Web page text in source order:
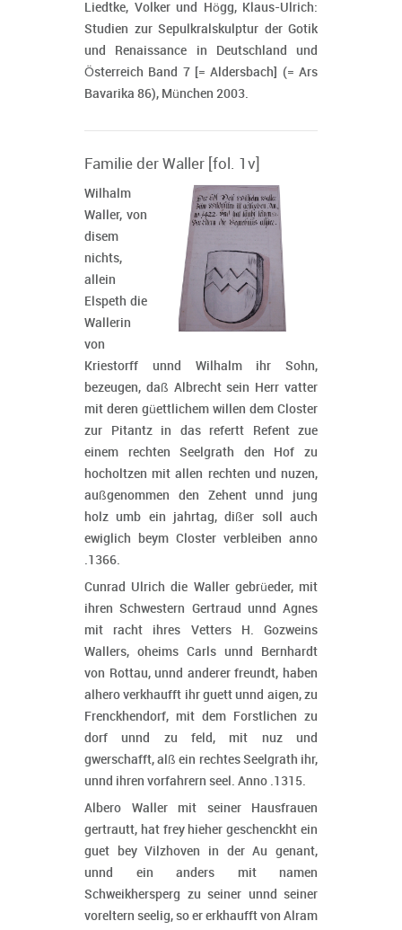
Liedtke, Volker und Högg, Klaus-Ulrich:
Studien zur Sepulkralskulptur der Gotik
und Renaissance in Deutschland und
Österreich Band 7 [= Aldersbach] (= Ars
Bavarika 86), München 2003.
Familie der Waller [fol. 1v]
Wilhalm
Waller, von
disem
nichts,
allein
Elspeth die
Wallerin
von
Kriestorff unnd Wilhalm ihr Sohn,
bezeugen, daß Albrecht sein Herr vatter
mit deren güettlichem willen dem Closter
zur Pitantz in das refertt Refent zue
einem rechten Seelgrath den Hof zu
hocholtzen mit allen rechten und nuzen,
außgenommen den Zehent unnd jung
holz umb ein jahrtag, dißer soll auch
ewiglich beym Closter verbleiben anno
.1366.
Cunrad Ulrich die Waller gebrüeder, mit
ihren Schwestern Gertraud unnd Agnes
mit racht ihres Vetters H. Gozweins
Wallers, oheims Carls unnd Bernhardt
von Rottau, unnd anderer freundt, haben
alhero verkhaufft ihr guett unnd aigen, zu
Frenckhendorf, mit dem Forstlichen zu
dorf unnd zu feld, mit nuz und
gwerschafft, alß ein rechtes Seelgrath ihr,
unnd ihren vorfahrern seel. Anno .1315.
Albero Waller mit seiner Hausfrauen
gertrautt, hat frey hieher geschenckht ein
guet bey Vilzhoven in der Au genant,
unnd ein anders mit namen
Schweikhersperg zu seiner unnd seiner
voreltern seelig, so er erkhaufft von Alram